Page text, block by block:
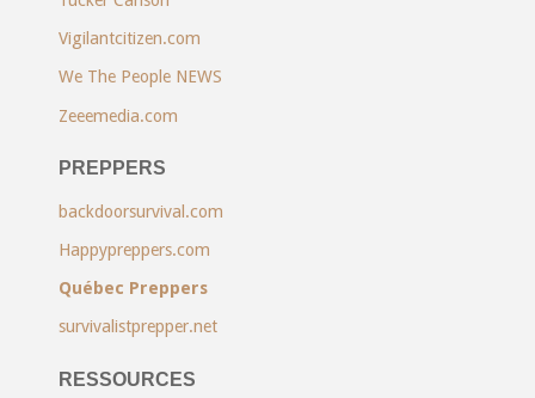
Vigilantcitizen.com
We The People NEWS
Zeeemedia.com
PREPPERS
backdoorsurvival.com
Happypreppers.com
Québec Preppers
survivalistprepper.net
RESSOURCES